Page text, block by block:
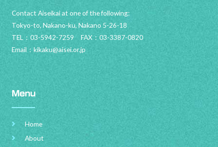
Contact Aiseikai at one of the following:
Tokyo-to, Nakano-ku, Nakano 5-26-18
TEL：03-5942-7259 FAX：03-3387-0820
Email： kikaku@aisei.or.jp
Menu
Home
About